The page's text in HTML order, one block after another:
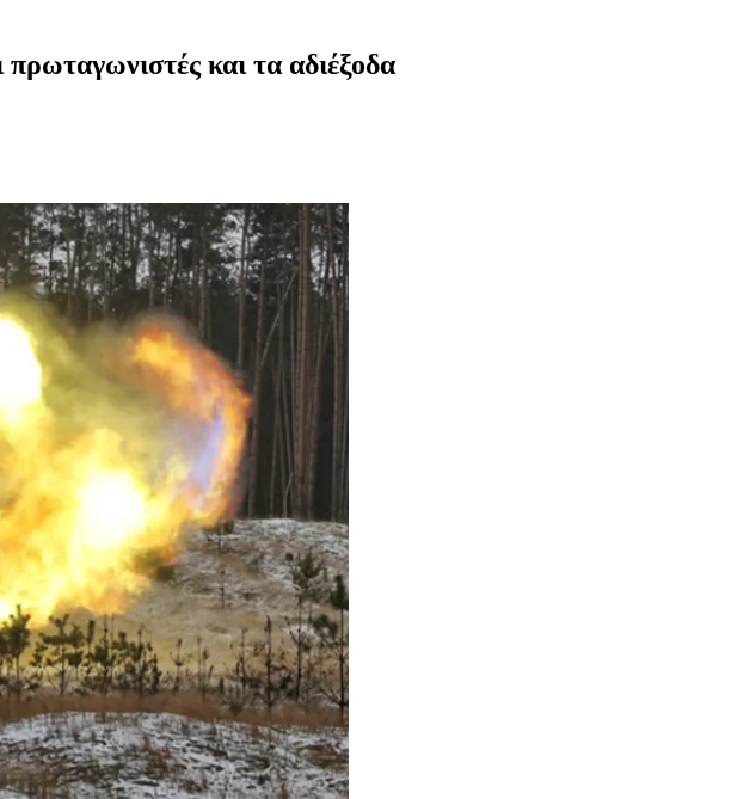
και τα αδιέξοδα